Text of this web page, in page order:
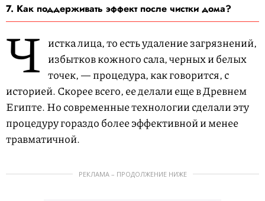
7. Как поддерживать эффект после чистки дома?
Ч истка лица, то есть удаление загрязнений,
избытков кожного сала, черных и белых
точек, — процедура, как говорится, с
историей. Скорее всего, ее делали еще в Древнем
Египте. Но современные технологии сделали эту
процедуру гораздо более эффективной и менее
травматичной.
РЕКЛАМА – ПРОДОЛЖЕНИЕ НИЖЕ